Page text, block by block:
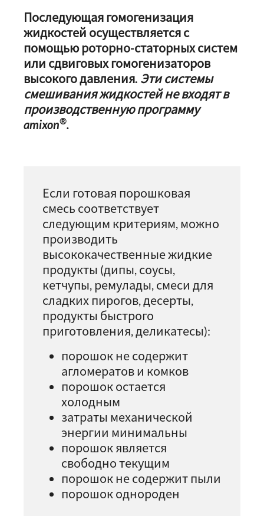
Последующая гомогенизация
жидкостей осуществляется с
помощью роторно-статорных систем
или сдвиговых гомогенизаторов
высокого давления. Эти системы
смешивания жидкостей не входят в
производственную программу
amixon®.
Если готовая порошковая
смесь соответствует
следующим критериям, можно
производить
высококачественные жидкие
продукты (дипы, соусы,
кетчупы, ремулады, смеси для
сладких пирогов, десерты,
продукты быстрого
приготовления, деликатесы):
порошок не содержит
агломератов и комков
порошок остается
холодным
затраты механической
энергии минимальны
порошок является
свободно текущим
порошок не содержит пыли
порошок однороден